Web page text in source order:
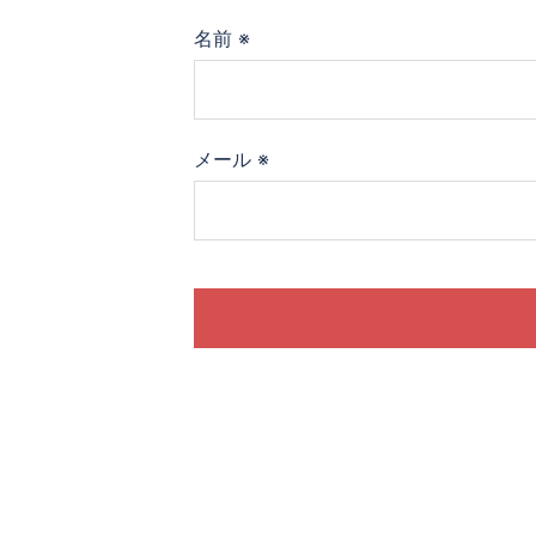
名前 ※
メール ※